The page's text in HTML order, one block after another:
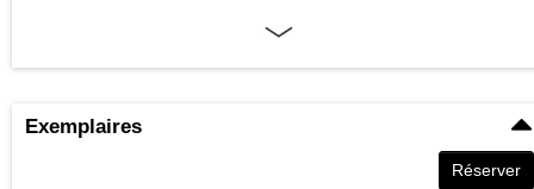
Exemplaires
Réserver